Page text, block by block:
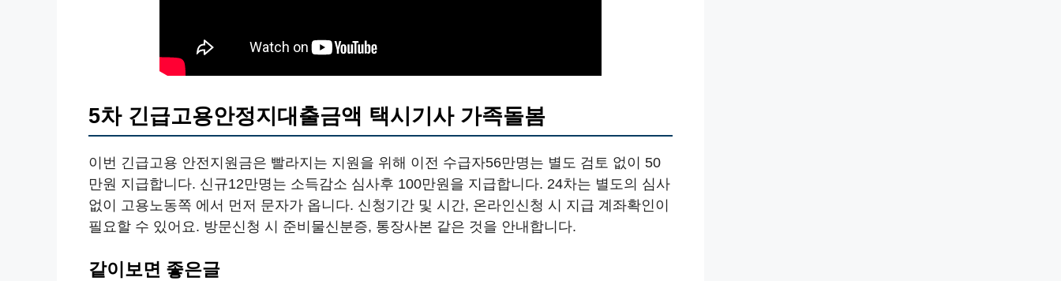
5차 긴급고용안정지대출금액 택시기사 가족돌봄
이번 긴급고용 안전지원금은 빨라지는 지원을 위해 이전 수급자56만명는 별도 검토 없이 50
만원 지급합니다. 신규12만명는 소득감소 심사후 100만원을 지급합니다. 24차는 별도의 심사
없이 고용노동쪽 에서 먼저 문자가 옵니다. 신청기간 및 시간, 온라인신청 시 지급 계좌확인이
필요할 수 있어요. 방문신청 시 준비물신분증, 통장사본 같은 것을 안내합니다.
같이보면 좋은글